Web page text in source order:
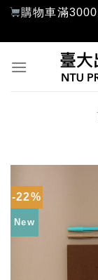
購物車滿
-22%
New